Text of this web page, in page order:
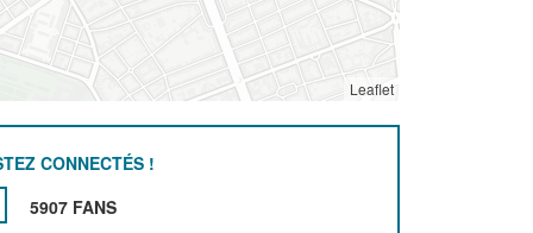
Leaflet
CONNECTÉS !
5907 FANS